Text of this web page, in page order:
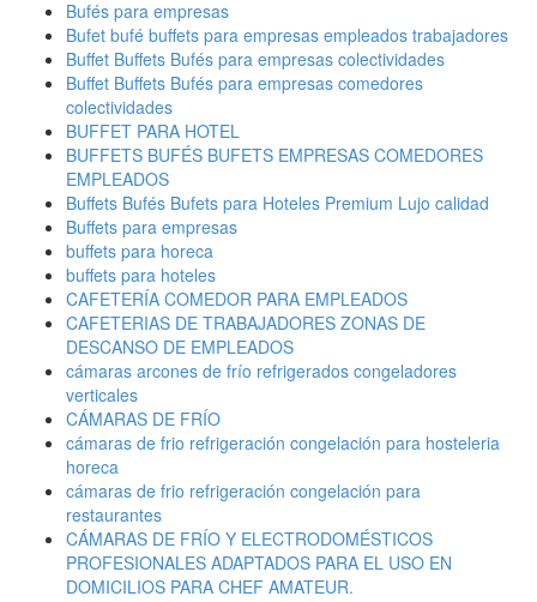
Bufés para empresas
Bufet bufé buffets para empresas empleados trabajadores
Buffet Buffets Bufés para empresas colectividades
Buffet Buffets Bufés para empresas comedores
colectividades
BUFFET PARA HOTEL
BUFFETS BUFÉS BUFETS EMPRESAS COMEDORES
EMPLEADOS
Buffets Bufés Bufets para Hoteles Premium Lujo calidad
Buffets para empresas
buffets para horeca
buffets para hoteles
CAFETERÍA COMEDOR PARA EMPLEADOS
CAFETERIAS DE TRABAJADORES ZONAS DE
DESCANSO DE EMPLEADOS
cámaras arcones de frío refrigerados congeladores
verticales
CÁMARAS DE FRÍO
cámaras de frio refrigeración congelación para hosteleria
horeca
cámaras de frio refrigeración congelación para
restaurantes
CÁMARAS DE FRÍO Y ELECTRODOMÉSTICOS
PROFESIONALES ADAPTADOS PARA EL USO EN
DOMICILIOS PARA CHEF AMATEUR.